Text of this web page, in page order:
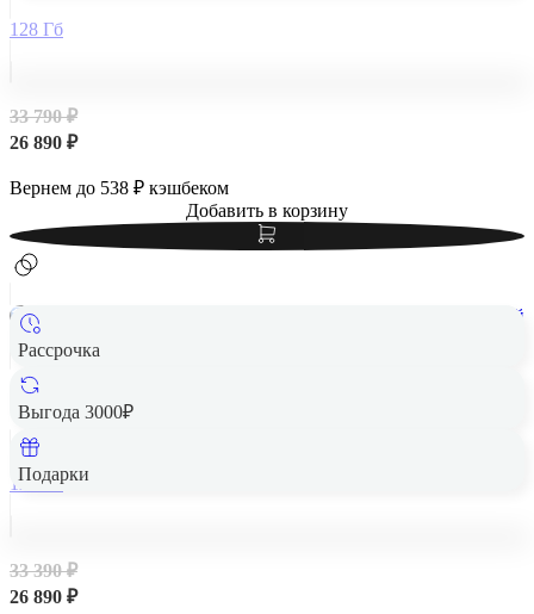
128 Гб
33 790 ₽
26 890 ₽
Вернем до 538 ₽ кэшбеком
Добавить в корзину
Рассрочка
Выгода 3000₽
Подарки
Samsung Galaxy A56 5G 8/128Gb Awesome Olive , оливковый
128 Гб
33 390 ₽
26 890 ₽